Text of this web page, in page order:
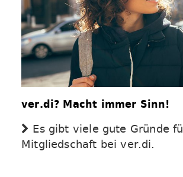
ver.di? Macht immer Sinn!
Es gibt viele gute Gründe
Mitgliedschaft bei ver.di.